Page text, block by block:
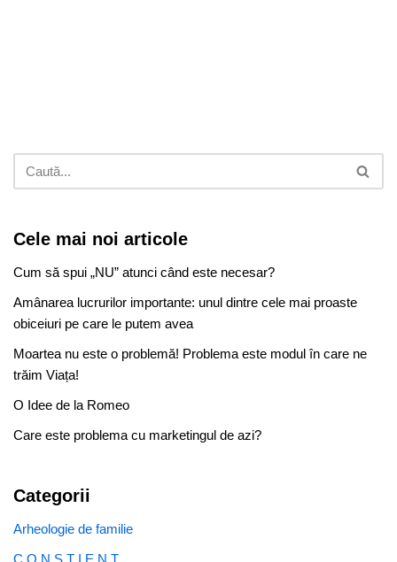
Cele mai noi articole
Cum să spui „NU” atunci când este necesar?
Amânarea lucrurilor importante: unul dintre cele mai proaste
obiceiuri pe care le putem avea
Moartea nu este o problemă! Problema este modul în care ne
trăim Viața!
O Idee de la Romeo
Care este problema cu marketingul de azi?
Categorii
Arheologie de familie